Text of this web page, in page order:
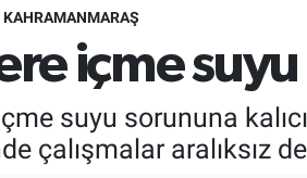
KAHRAMANMARAŞ
içme
suyu sorununa
çalışmalar aralıksız
Vakitleri
Puan Durumu ve Fikstür